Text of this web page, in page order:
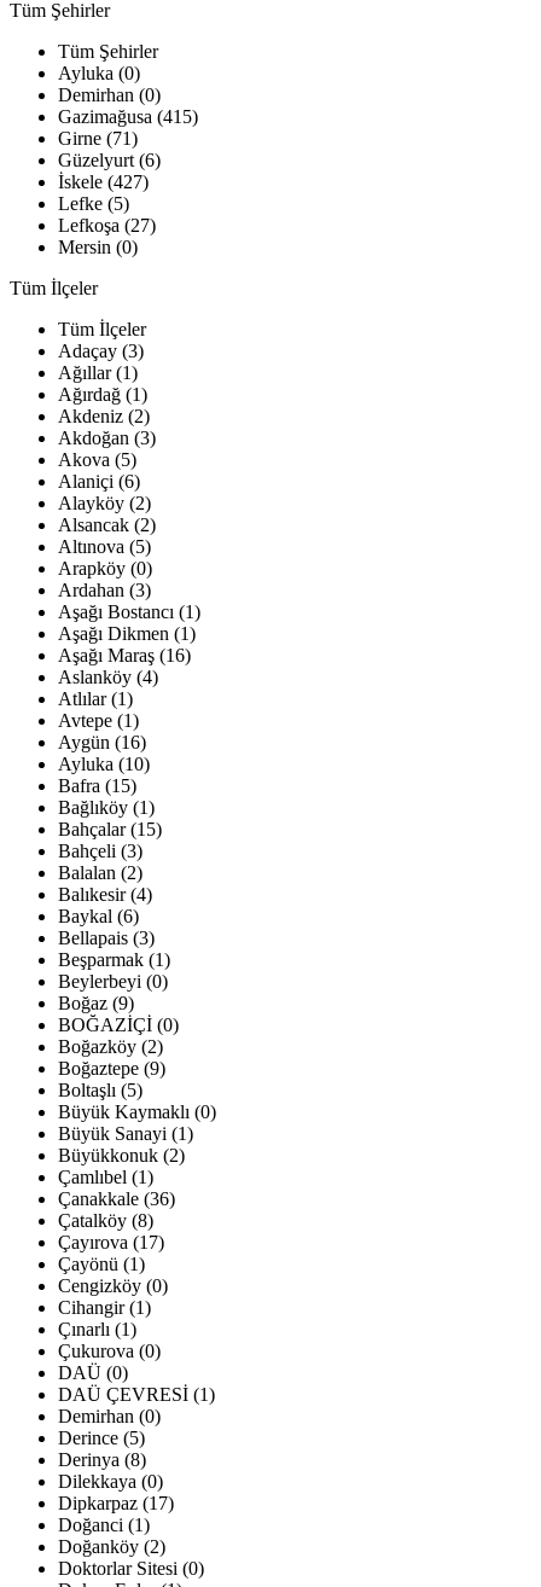
Tüm Şehirler
Tüm Şehirler
Ayluka (0)
Demirhan (0)
Gazimağusa (415)
Girne (71)
Güzelyurt (6)
İskele (427)
Lefke (5)
Lefkoşa (27)
Mersin (0)
Tüm İlçeler
Tüm İlçeler
Adaçay (3)
Ağıllar (1)
Ağırdağ (1)
Akdeniz (2)
Akdoğan (3)
Akova (5)
Alaniçi (6)
Alayköy (2)
Alsancak (2)
Altınova (5)
Arapköy (0)
Ardahan (3)
Aşağı Bostancı (1)
Aşağı Dikmen (1)
Aşağı Maraş (16)
Aslanköy (4)
Atlılar (1)
Avtepe (1)
Aygün (16)
Ayluka (10)
Bafra (15)
Bağlıköy (1)
Bahçalar (15)
Bahçeli (3)
Balalan (2)
Balıkesir (4)
Baykal (6)
Bellapais (3)
Beşparmak (1)
Beylerbeyi (0)
Boğaz (9)
BOĞAZİÇİ (0)
Boğazköy (2)
Boğaztepe (9)
Boltaşlı (5)
Büyük Kaymaklı (0)
Büyük Sanayi (1)
Büyükkonuk (2)
Çamlıbel (1)
Çanakkale (36)
Çatalköy (8)
Çayırova (17)
Çayönü (1)
Cengizköy (0)
Cihangir (1)
Çınarlı (1)
Çukurova (0)
DAÜ (0)
DAÜ ÇEVRESİ (1)
Demirhan (0)
Derince (5)
Derinya (8)
Dilekkaya (0)
Dipkarpaz (17)
Doğanci (1)
Doğanköy (2)
Doktorlar Sitesi (0)